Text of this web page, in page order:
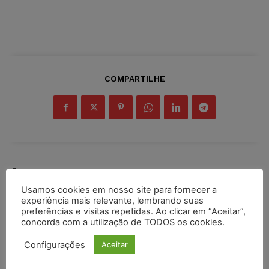
COMPARTILHE
Inscreva-se
INSCREVER
Usamos cookies em nosso site para fornecer a
experiência mais relevante, lembrando suas
preferências e visitas repetidas. Ao clicar em “Aceitar”,
concorda com a utilização de TODOS os cookies.
Configurações Aceitar